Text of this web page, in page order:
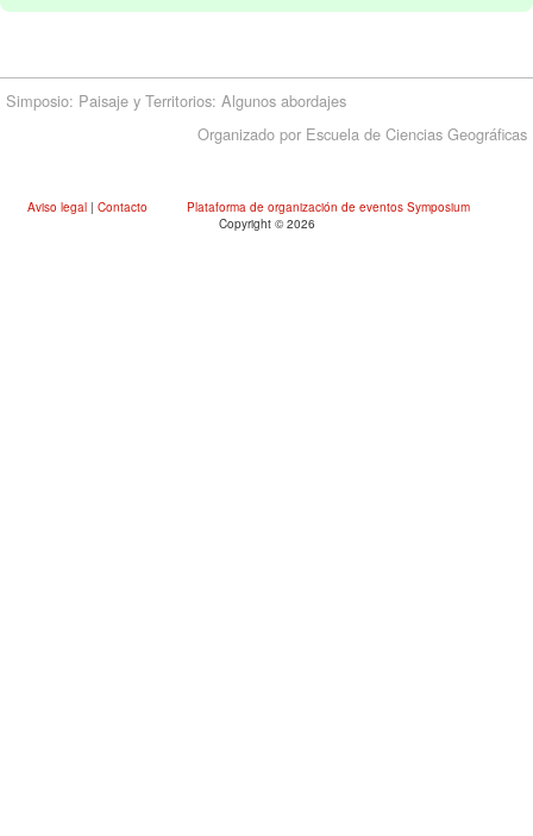
Simposio: Paisaje y Territorios: Algunos abordajes
Organizado por Escuela de Ciencias Geográficas
Aviso legal | Contacto
Plataforma de organización de eventos Symposium
Copyright © 2026